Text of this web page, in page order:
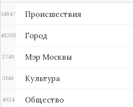
Происшествия
14847
Город
48265
Мэр Москвы
2749
Культура
3140
Общество
4924